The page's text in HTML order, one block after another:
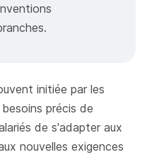
initiée par les
précis de
de s'adapter aux
nouvelles exigences